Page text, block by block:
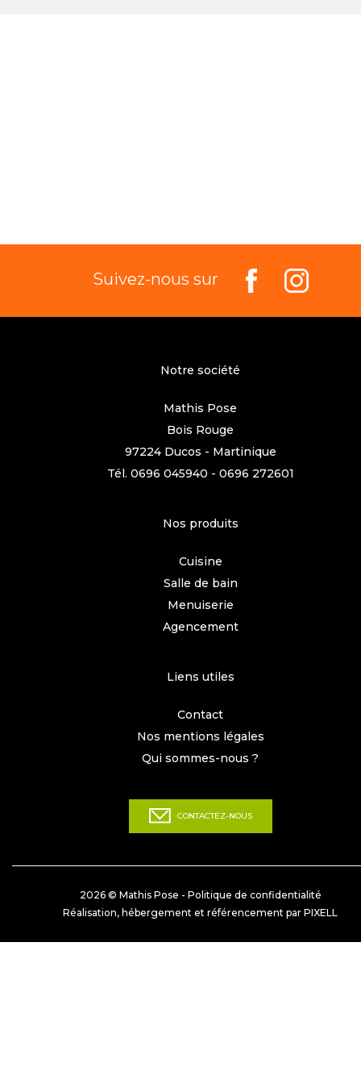
Suivez-nous sur
Notre société
Mathis Pose
Bois Rouge
97224 Ducos - Martinique
Tél. 0696 045940 - 0696 272601
Nos produits
Cuisine
Salle de bain
Menuiserie
Agencement
Liens utiles
Contact
Nos mentions légales
Qui sommes-nous ?
CONTACTEZ-NOUS
2026 © Mathis Pose - Politique de confidentialité
Réalisation, hébergement et référencement par PIXELL